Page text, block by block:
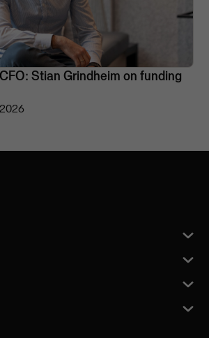
Stian Grindheim on funding